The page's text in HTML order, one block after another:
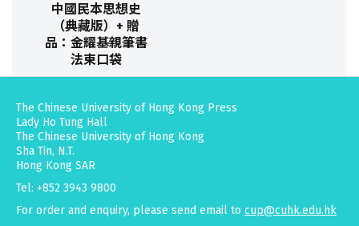
中國民本思想史
（典藏版）+ 贈
品：金耀基親筆書
法束口袋
The Chinese University of Hong Kong Press
Lady Ho Tung Hall
The Chinese University of Hong Kong
Sha Tin, N.T.
Hong Kong SAR
Tel: +852 3943 9800
For order and enquiry, please send email to cup@cuhk.edu.hk